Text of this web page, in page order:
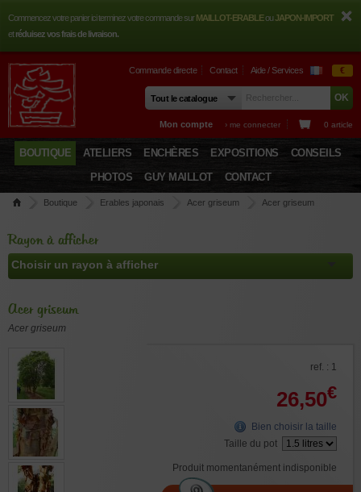
Commencez votre panier ici terminez votre commande surMAILLOT-ERABLEouJAPON-IMPORT
etréduisez vos frais de livraison.
Commande directe Contact Aide / Services €
Mon compte › me connecter 0 article
BOUTIQUE ATELIERS ENCHÈRES EXPOSITIONS
CONSEILS
PHOTOS
GUY MAILLOT CONTACT
Boutique Erables japonais Acer griseum Acer griseum
Rayon à afficher
Acer griseum
Acer griseum
ref. : 1
26,50€
Bien choisir la taille
Taille du pot
Produit momentanément indisponible